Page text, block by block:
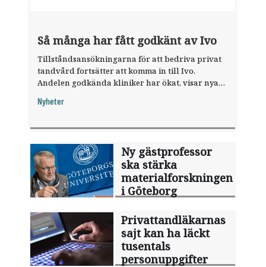
Så många har fått godkänt av Ivo
Tillståndsansökningarna för att bedriva privat
tandvård fortsätter att komma in till Ivo.
Andelen godkända kliniker har ökat, visar nya
Nyheter
Ny gästprofessor
ska stärka
materialforskningen
i Göteborg
Privattandläkarnas
sajt kan ha läckt
tusentals
personuppgifter